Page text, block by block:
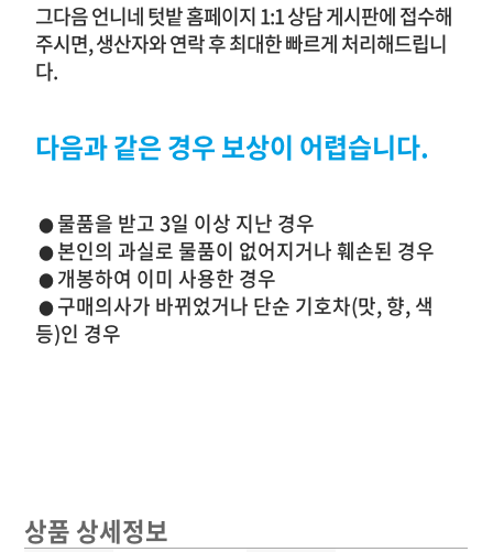
그다음 언니네 텃밭 홈페이지 1:1 상담 게시판에 접수해
주시면, 생산자와 연락 후 최대한 빠르게 처리해드립니
다.
다음과 같은 경우 보상이 어렵습니다.
● 물품을 받고 3일 이상 지난 경우
●본인의 과실로 물품이 없어지거나 훼손된 경우
● 개봉하여 이미 사용한 경우
● 구매의사가 바뀌었거나 단순 기호차(맛, 향, 색
등)인 경우
상품 상세정보